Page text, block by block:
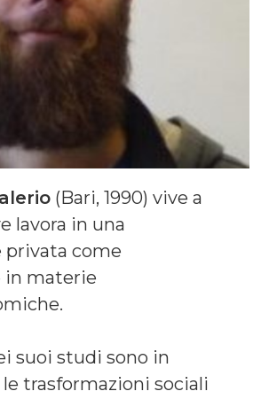
(Bari, 1990) vive a
lavora in una
privata come
in materie
suoi studi sono in
trasformazioni sociali